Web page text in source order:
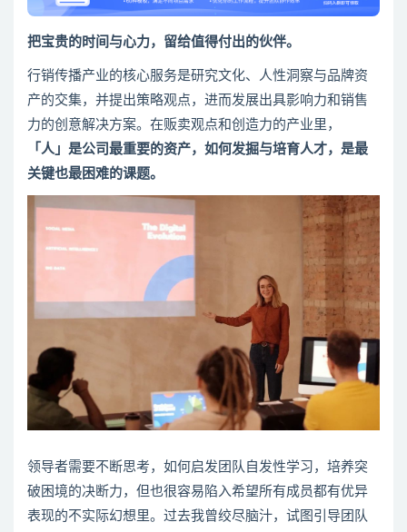
把宝贵的时间与心力，留给值得付出的伙伴。
行销传播产业的核心服务是研究文化、人性洞察与品牌资
产的交集，并提出策略观点，进而发展出具影响力和销售
力的创意解决方案。在贩卖观点和创造力的产业里，
「人」是公司最重要的资产，如何发掘与培育人才，是最
关键也最困难的课题。
领导者需要不断思考，如何启发团队自发性学习，培养突
破困境的决断力，但也很容易陷入希望所有成员都有优异
表现的不实际幻想里。过去我曾绞尽脑汁，试图引导团队